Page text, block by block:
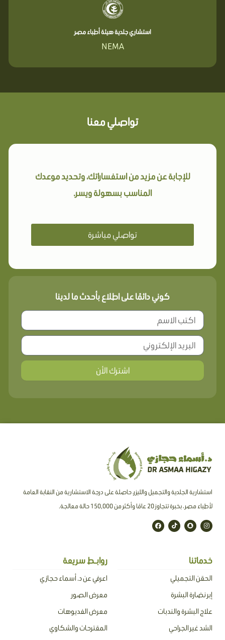
استشاري جلدية هيئة أطباء مصر
NEMA
تواصلي معنا
للإجابة عن مزيد من استفساراتك، وتحديد موعدك
المناسب بسهولة ويسر.
تواصلي مباشرة
كوني دائمًا على اطلاع بأحدث ما لدينا
اشترك الأن
استشارية الجلدية والتجميل والليزر، حاصلة على درجة الاستشارية من النقابة العامة
لأطباء مصر ، بخبرة تتجاوز 20 عامًا وأكثر من 150,000 حالة معالجة.
I
n
s
a
S
n
a
a
t
T
i
k
F
a
c
خدماتنا
الحقن التجميلي
إبر نضارة البشرة
علاج البشرة والندبات
الشد غير الجراحي
روابـط سريعة
اعرفي عن د. أسماء حجازي
معرض الصور
معرض الفديوهات
المقترحات والشكاوي